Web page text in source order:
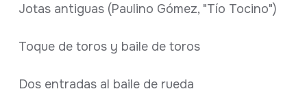
Jotas antiguas (Paulino Gómez, "Tío Tocino")
Toque de toros y baile de toros
Dos entradas al baile de rueda